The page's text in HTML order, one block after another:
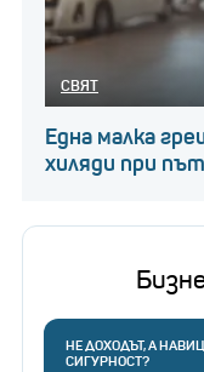
СВЯТ
Една малка
хиляди при
НЕ ДОХОДЪТ, А
СИГУРНОСТ?